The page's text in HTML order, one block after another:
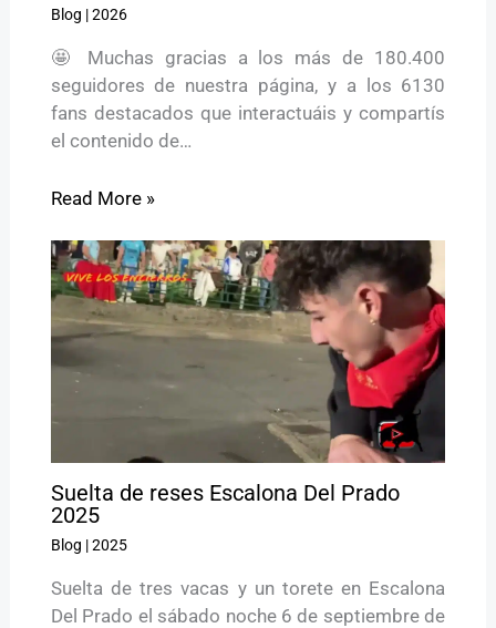
Blog |2026
🤩 Muchas gracias a los más de 180.400
seguidores de nuestra página, y a los 6130
fans destacados que interactuáis y compartís
el contenido de…
Read More »
Suelta de reses Escalona Del Prado
2025
Blog |2025
Suelta de tres vacas y un torete en Escalona
Del Prado el sábado noche 6 de septiembre de